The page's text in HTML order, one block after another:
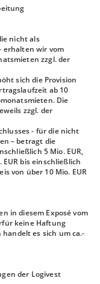
nicht als
erhalten wir vom
zzgl. der
sich die Provision
ab 10
Die
zzgl. der
- für die nicht
– betragt die
5 Mio. EUR,
bis einschließlich
von über 10 Mio. EUR
in diesem Exposé vom
keine Haftung
es sich um ca.-
der Logivest